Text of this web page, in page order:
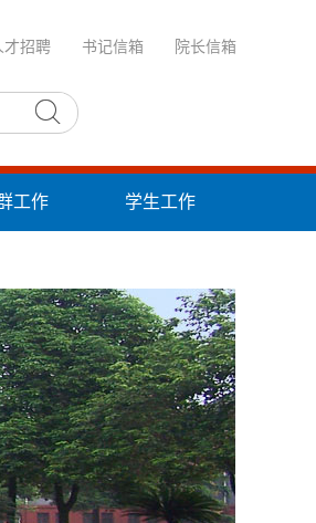
才招聘 书记信箱 院长信箱
工作 学生工作